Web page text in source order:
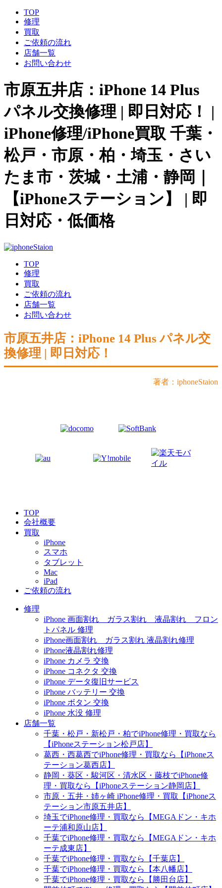
TOP
修理
買取
ご依頼の流れ
店舗一覧
お問い合わせ
市原五井店：iPhone 14 Plus
パネル交換修理 | 即日対応！ |
iPhone修理/iPhone買取 千葉・
松戸・市原・柏・埼玉・さい
たま市・茨城・土浦・静岡｜
【iPhoneステーション】 | 即
日対応・低価格
TOP
修理
買取
ご依頼の流れ
店舗一覧
お問い合わせ
市原五井店：iPhone 14 Plus パネル交
換修理 | 即日対応！
著者：iphoneStaion
TOP
会社概要
買取
iPhone
スマホ
タブレット
Mac
iPad
ご依頼の流れ
修理
iPhone 画面割れ ガラス割れ 液晶割れ フロン
トパネル 修理
iPhone画面割れ ガラス割れ 液晶割れ修理
iPhone液晶割れ修理
iPhone カメラ 交換
iPhone コネクタ 交換
iPhone データ復旧サービス
iPhone バッテリー 交換
iPhone ボタン 交換
iPhone 水没 修理
店舗一覧
千葉・松戸・新松戸・柏でiPhone修理・買取なら
【iPhoneステーション松戸店】
葛西・西葛西でiPhone修理・買取なら【iPhoneス
テーション葛西店】
静岡・葵区・駿河区・清水区・藤枝でiPhone修
理・買取なら【iPhoneステーション静岡店】
市原・五井・姉ヶ崎 iPhone修理・買取【iPhoneス
テーション市原五井店】
埼玉でiPhone修理・買取なら【MEGAドン・キホ
ーテ浦和原山店】
千葉でiPhone修理・買取なら【MEGAドン・キホ
ーテ成東店】
千葉でiPhone修理・買取なら【千葉店】
千葉でiPhone修理・買取なら【本八幡店】
千葉でiPhone修理・買取なら【勝田台店】